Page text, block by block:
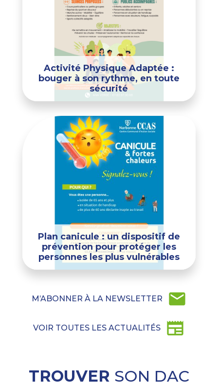
Activité Physique Adaptée :
bouger à son rythme, en toute
sécurité
Plan canicule : un dispositif de
prévention pour protéger les
personnes les plus vulnérables
M’ABONNER À LA NEWSLETTER mail
VOIR TOUTES LES ACTUALITÉS newspaper
TROUVER SON DAC